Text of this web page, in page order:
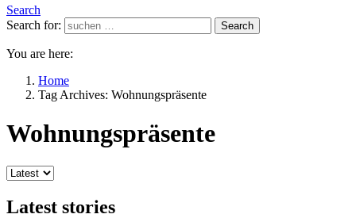
Search
Search for:
Search
You are here:
Home
Tag Archives: Wohnungspräsente
Wohnungspräsente
Latest stories